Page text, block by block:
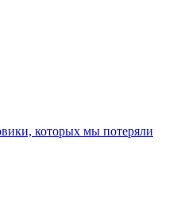
которых мы потеряли